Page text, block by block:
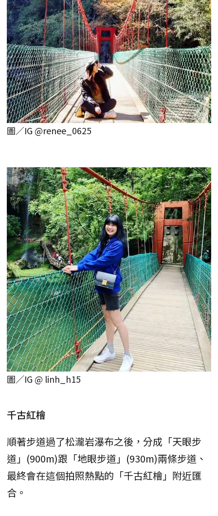
圖／IG @renee_0625
圖／IG @ linh_h15
千古紅檜
順著步道過了松瀧岩瀑布之後，分成「天眼步
道」(900m)跟「地眼步道」(930m)兩條步道、
最終會在這個拍照熱點的「千古紅檜」附近匯
合。